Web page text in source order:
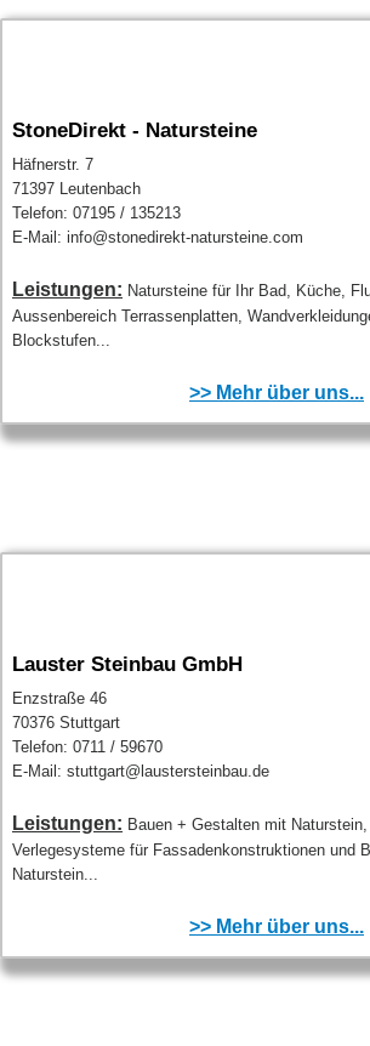
StoneDirekt - Natursteine
Häfnerstr. 7
71397 Leutenbach
Telefon: 07195 / 135213
E-Mail: info@stonedirekt-natursteine.com
Leistungen: Natursteine für Ihr Bad, Küche,
Aussenbereich Terrassenplatten,
Blockstufen...
>> Mehr über uns...
Lauster Steinbau GmbH
Enzstraße 46
70376 Stuttgart
Telefon: 0711 / 59670
E-Mail: stuttgart@laustersteinbau.de
Leistungen: Bauen + Gestalten mit
Verlegesysteme für Fassadenkonstruktionen und
Naturstein...
>> Mehr über uns...